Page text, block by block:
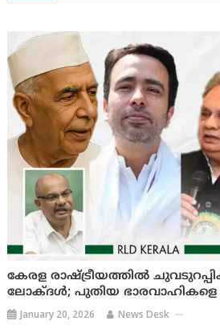
കേരള രാഷ്ട്രീയത്തിൽ
ലോക്ദൾ; പുതിയ ഭാരവാഹികളെ
January 20, 2026 News Desk